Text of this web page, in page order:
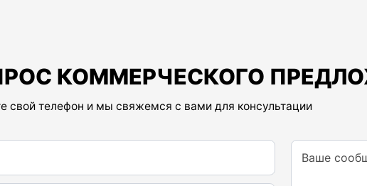
КОММЕРЧЕСКОГО
свой телефон и мы свяжемся с вами для консультации
Ваше